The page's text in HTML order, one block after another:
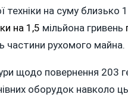
на суму близько
на 1,5 мільйона гривень
частини рухомого майна.
щодо повернення 203
оборудок навколо